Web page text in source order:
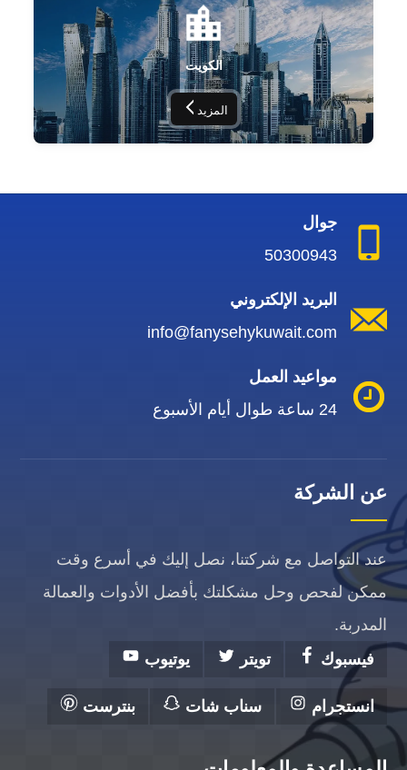
الكويت
المزيد
جوال
50300943
البريد الإلكتروني
info@fanysehykuwait.com
مواعيد العمل
24 ساعة طوال أيام الأسبوع
عن الشركة
عند التواصل مع شركتنا، نصل إليك في أسرع وقت
ممكن لفحص وحل مشكلتك بأفضل الأدوات والعمالة
المدربة.
فيسبوك
تويتر يوتيوب
انستجرام سناب شات بنترست